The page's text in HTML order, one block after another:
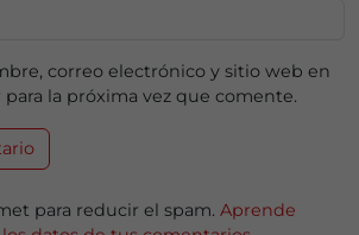
correo electrónico y sitio web en
la próxima vez que comente.
para reducir el spam. Aprende